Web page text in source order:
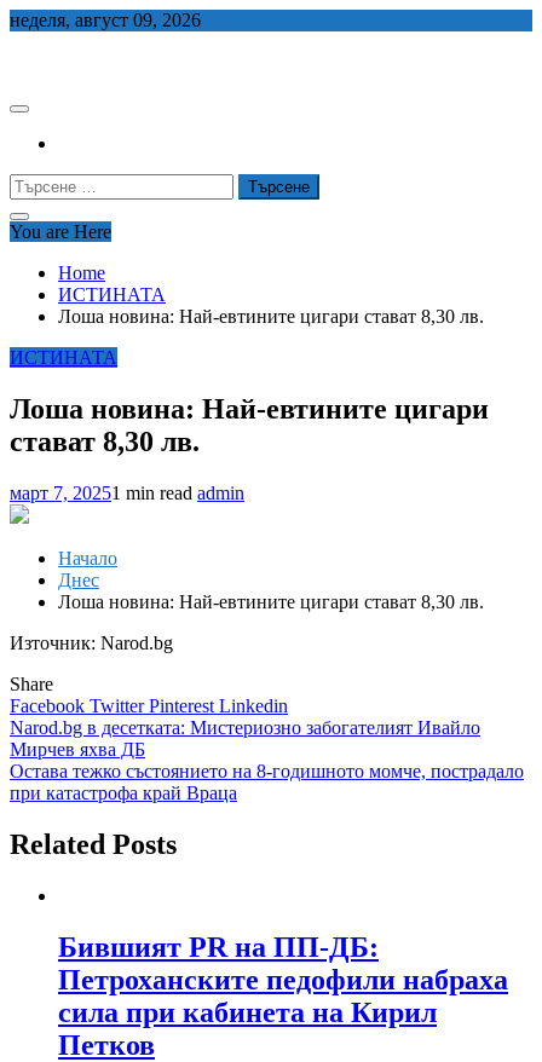
Skip
неделя, август 09, 2026
Търсене
за:
You are Here
Home
ИСТИНАТА
Лоша новина: Най-евтините цигари стават 8,30 лв.
ИСТИНАТА
Лоша новина: Най-евтините цигари
стават 8,30 лв.
март 7, 20251 min read admin
Начало
Днес
Лоша новина: Най-евтините цигари стават 8,30 лв.
Източник: Narod.bg
Share
Facebook TwitterPinterest Linkedin
Навигация
Narod.bg в десетката: Мистериозно забогателият Ивайло
Мирчев яхва ДБ
Остава тежко състоянието на 8-годишното момче, пострадало
при катастрофа край Враца
Related Posts
Бившият PR на ПП-ДБ:
Петроханските педофили набраха
сила при кабинета на Кирил
Петков